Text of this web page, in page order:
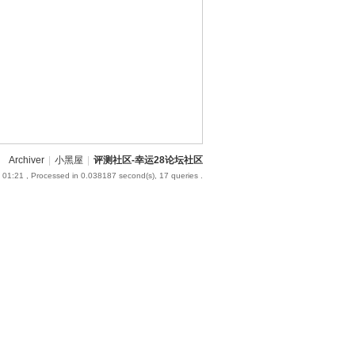
Archiver 小黑屋 评测社区-幸运28论坛社区
01:21 , Processed in 0.038187 second(s), 17 queries .